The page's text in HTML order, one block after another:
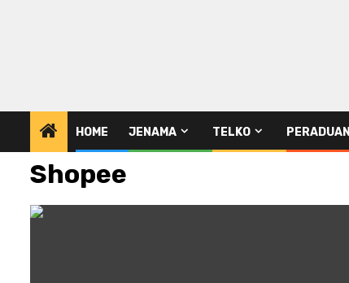
HOME JENAMA TELKO PERADUAN
Shopee